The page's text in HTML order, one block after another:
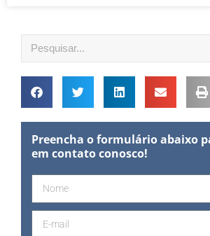
Preencha o formulário abaixo
em contato conosco!